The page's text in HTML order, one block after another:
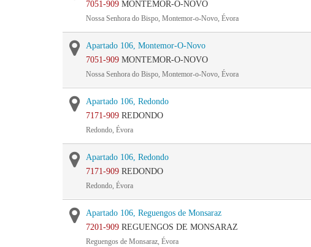
7051-909 MONTEMOR-O-NOVO
Nossa Senhora do Bispo, Montemor-o-Novo, Évora
Apartado 106, Montemor-O-Novo
7051-909 MONTEMOR-O-NOVO
Nossa Senhora do Bispo, Montemor-o-Novo, Évora
Apartado 106, Redondo
7171-909 REDONDO
Redondo, Évora
Apartado 106, Redondo
7171-909 REDONDO
Redondo, Évora
Apartado 106, Reguengos de Monsaraz
7201-909 REGUENGOS DE MONSARAZ
Reguengos de Monsaraz, Évora